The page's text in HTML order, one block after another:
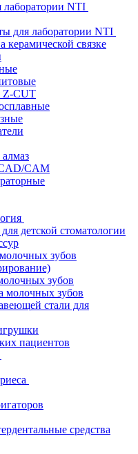
NTI
для лаборатории NTI
керамической связке
Z-CUT
CAM
детской стоматологии
зубов
зубов
молочных зубов
стали для
пациентов
средства